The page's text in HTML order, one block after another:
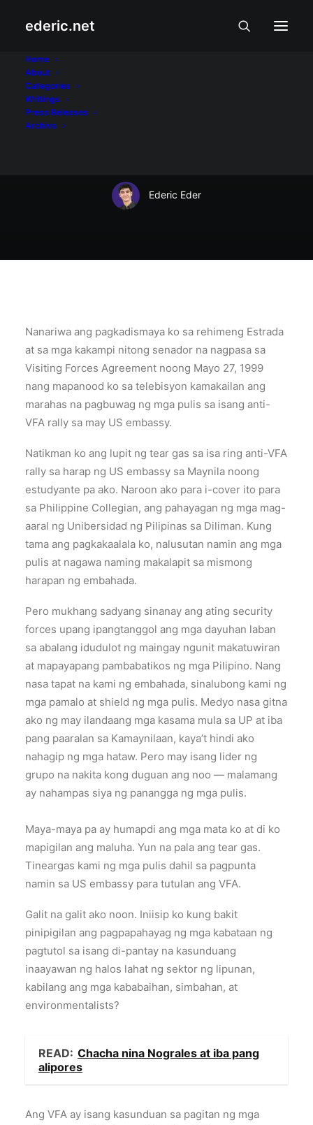
ederic.net
Home
About
Categories
Writings
Press Releases
Archive
Visiting Forces
Agreement, ibasura
Ederic Eder
Nanariwa ang pagkadismaya ko sa rehimeng Estrada
at sa mga kakampi nitong senador na nagpasa sa
Visiting Forces Agreement noong Mayo 27, 1999
nang mapanood ko sa telebisyon kamakailan ang
marahas na pagbuwag ng mga pulis sa isang anti-
VFA rally sa may US embassy.
Natikman ko ang lupit ng tear gas sa isa ring anti-VFA
rally sa harap ng US embassy sa Maynila noong
estudyante pa ako. Naroon ako para i-cover ito para
sa Philippine Collegian, ang pahayagan ng mga mag-
aaral ng Unibersidad ng Pilipinas sa Diliman. Kung
tama ang pagkakaalala ko, nalusutan namin ang mga
pulis at nagawa naming makalapit sa mismong
harapan ng embahada.
Pero mukhang sadyang sinanay ang ating security
forces upang ipangtanggol ang mga dayuhan laban
sa abalang idudulot ng maingay ngunit makatuwiran
at mapayapang pambabatikos ng mga Pilipino. Nang
nasa tapat na kami ng embahada, sinalubong kami ng
mga pamalo at shield ng mga pulis. Medyo nasa gitna
ako ng may ilandaang mga kasama mula sa UP at iba
pang paaralan sa Kamaynilaan, kaya’t hindi ako
nahagip ng mga hataw. Pero may isang lider ng
grupo na nakita kong duguan ang noo — malamang
ay nahampas siya ng panangga ng mga pulis.
Maya-maya pa ay humapdi ang mga mata ko at di ko
mapigilan ang maluha. Yun na pala ang tear gas.
Tineargas kami ng mga pulis dahil sa pagpunta
namin sa US embassy para tutulan ang VFA.
Galit na galit ako noon. Iniisip ko kung bakit
pinipigilan ang pagpapahayag ng mga kabataan ng
pagtutol sa isang di-pantay na kasunduang
inaayawan ng halos lahat ng sektor ng lipunan,
kabilang ang mga kababaihan, simbahan, at
environmentalists?
READ: Chacha nina Nograles at iba pang
alipores
Ang VFA ay isang kasunduan sa pagitan ng mga